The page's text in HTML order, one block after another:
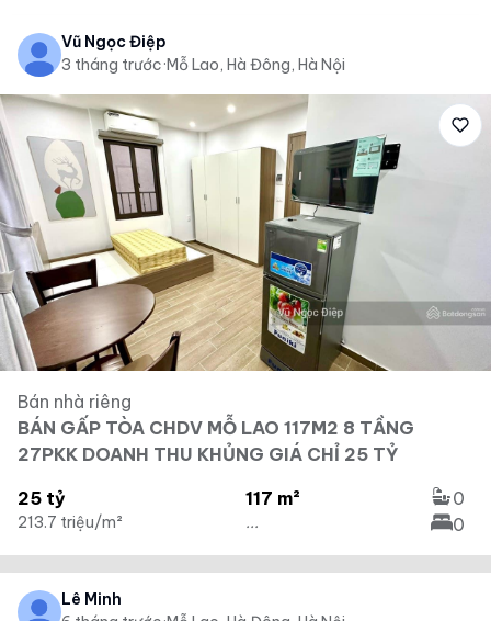
Vũ Ngọc Điệp
3 tháng trước·Mỗ Lao, Hà Đông, Hà Nội
Bán nhà riêng
BÁN GẤP TÒA CHDV MỖ LAO 117M2 8 TẦNG
27PKK DOANH THU KHỦNG GIÁ CHỈ 25 TỶ
25 tỷ
213.7 triệu/m²
117 m²
...
0
0
Lê Minh